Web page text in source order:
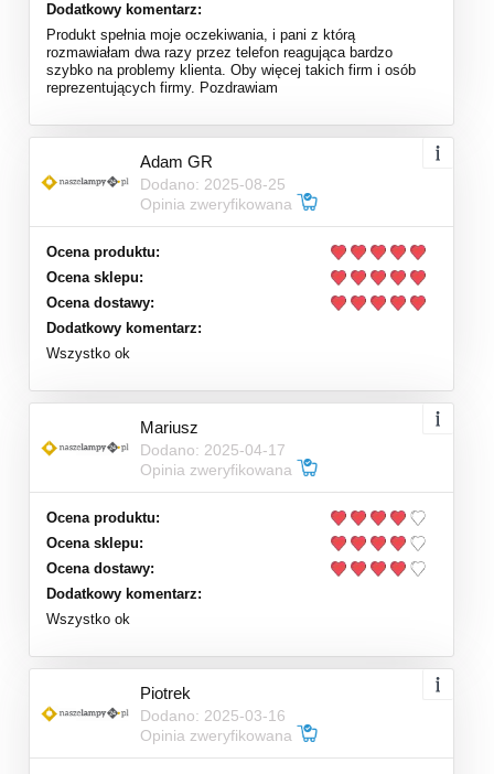
Dodatkowy komentarz:
Produkt spełnia moje oczekiwania, i pani z którą
rozmawiałam dwa razy przez telefon reagująca bardzo
szybko na problemy klienta. Oby więcej takich firm i osób
reprezentujących firmy. Pozdrawiam
Adam GR
Dodano: 2025-08-25
Opinia zweryfikowana
Ocena produktu:
Ocena sklepu:
Ocena dostawy:
Dodatkowy komentarz:
Wszystko ok
Mariusz
Dodano: 2025-04-17
Opinia zweryfikowana
Ocena produktu:
Ocena sklepu:
Ocena dostawy:
Dodatkowy komentarz:
Wszystko ok
Piotrek
Dodano: 2025-03-16
Opinia zweryfikowana